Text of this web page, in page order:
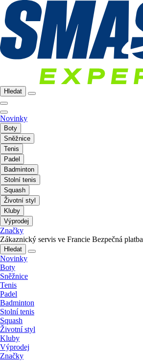
Hledat
Novinky
Boty
Sněžnice
Tenis
Padel
Badminton
Stolní tenis
Squash
Životní styl
Kluby
Výprodej
Značky
Zákaznický servis ve Francie Bezpečná platba
Hledat
Novinky
Boty
Sněžnice
Tenis
Padel
Badminton
Stolní tenis
Squash
Životní styl
Kluby
Výprodej
Značky